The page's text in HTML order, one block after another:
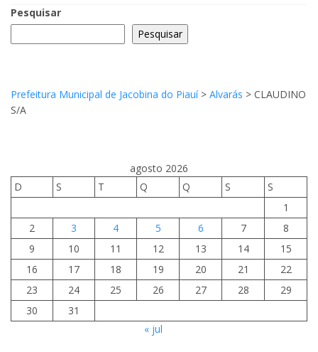
Pesquisar
Pesquisar
Prefeitura Municipal de Jacobina do Piauí> Alvarás > CLAUDINO
S/A
agosto 2026
D
S T Q Q S
S
1
2
3 4 5 6 7
8
9
10 11 12 13 14
15
16
17 18 19 20 21
22
23
24 25 26 27 28
29
30
31
« jul